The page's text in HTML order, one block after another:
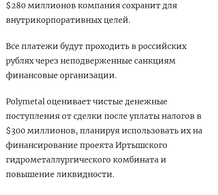
$280 миллионов компания сохранит для
внутрикорпоративных целей.
Все платежи будут проходить в российских
рублях через неподверженные санкциям
финансовые организации.
Polymetal оценивает чистые денежные
поступления от сделки после уплаты налогов в
$300 миллионов, планируя использовать их на
финансирование проекта Иртышского
гидрометаллургического комбината и
повышение ликвидности.